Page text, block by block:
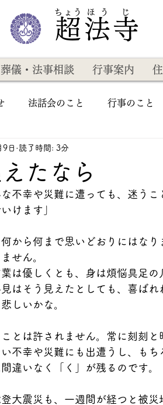
超法寺
​ちょう ほ う じ
葬儀・法事相談 行事案内
法話会のこと 行事のこと
たなら
9日 読了時間: 3分
不幸や災難に遭っても、迷う
けます」
から何まで思いどおりにはな
せん。
は優しくとも、身は煩悩具足の
はそう見えたとしても、喜ば
しいかな。
とは許されません。常に刻刻と
不幸や災難にも出遭うし、も
違いなく「く」が残るのです。
大震災も、一週間が経つと被